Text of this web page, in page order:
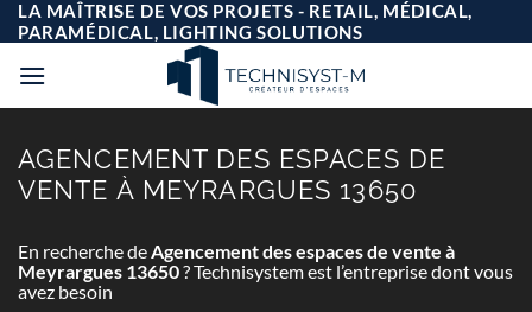
Passer
au
contenu
LA MAÎTRISE DE VOS PROJETS - RETAIL, MÉDICAL,
PARAMÉDICAL, LIGHTING SOLUTIONS
AGENCEMENT DES ESPACES DE
VENTE À MEYRARGUES 13650
En recherche deAgencement des espaces de vente à
Meyrargues 13650? Technisystem est l’entreprise dont vous
avez besoin